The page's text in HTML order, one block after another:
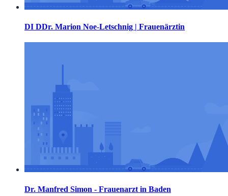
DI DDr. Marion Noe-Letschnig | Frauenärztin
Dr. Manfred Simon - Frauenarzt in Baden